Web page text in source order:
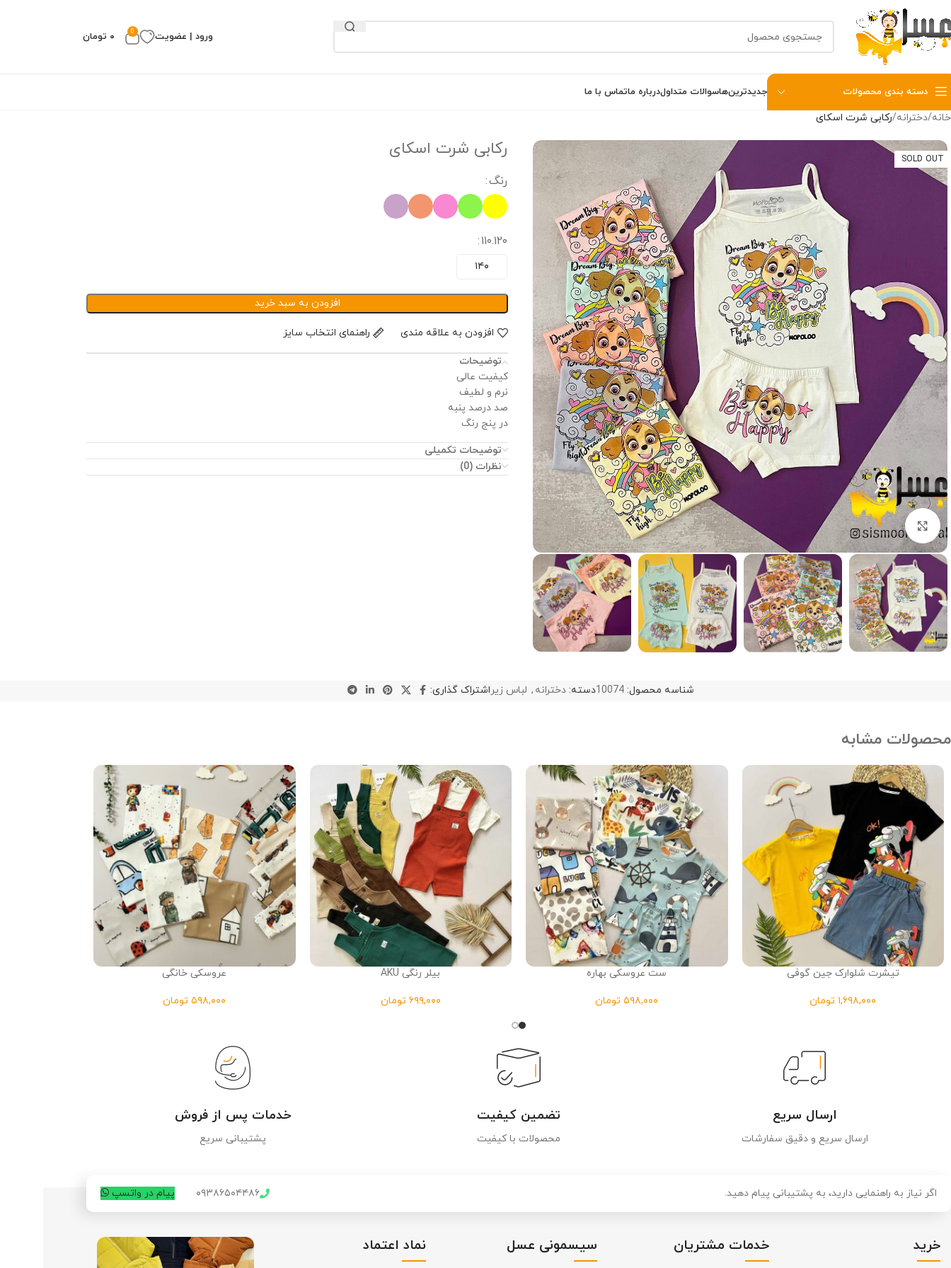
ورود | عضویت 0 ۰ تومان
دسته بندی محصولات جدیدترین‌هاسوالات متداولدرباره ماتماس با ما
خانه دخترانه رکابی شرت اسکای
SOLD OUT
Click to enlarge
رکابی شرت اسکای
رنگ
۱۱۰.۱۲۰
۱۴۰
افزودن به سبد خرید
افزودن به علاقه مندی راهنمای انتخاب سایز
توضیحات
کیفیت عالی
نرم و لطیف
صد درصد پنبه
در پنج رنگ
توضیحات تکمیلی
نظرات (0)
شناسه محصول: 10074دسته: دخترانه , لباس زیراشتراک گذاری:
محصولات مشابه
تیشرت شلوارک جین گوفی
تومان
ست عروسکی بهاره
تومان
بیلر رنگی AKU
تومان
عروسکی خانگی
تومان
ارسال سریع
ارسال سریع و دقیق سفارشات
تضمین کیفیت
محصولات با کیفیت
خدمات پس از فروش
پشتیبانی سریع
اگر نیاز به راهنمایی دارید، به پشتیبانی پیام دهید. ۰۹۳۸۶۵۰۴۴۸۶ پیام در واتسپ
خرید خدمات مشتریان سیسمونی عسل نماد اعتماد